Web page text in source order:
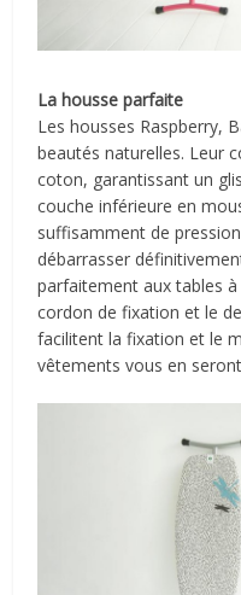
La housse parfaite
Les housses Raspberry,
beautés naturelles. Leur
coton, garantissant un
couche inférieure en
suffisamment de
débarrasser
parfaitement aux tables
cordon de fixation et le
facilitent la fixation et le
vêtements vous en